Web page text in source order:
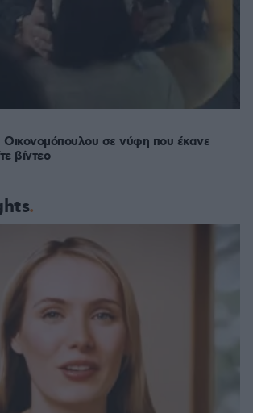
Οικονομόπουλου σε νύφη που έκανε
βίντεο